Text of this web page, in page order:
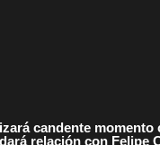
candente momento
relación con Felipe